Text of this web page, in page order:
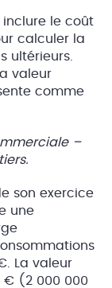
inclure le coût
calculer la
ultérieurs.
valeur
comme
–
son exercice
une
La valeur
€ (2 000 000